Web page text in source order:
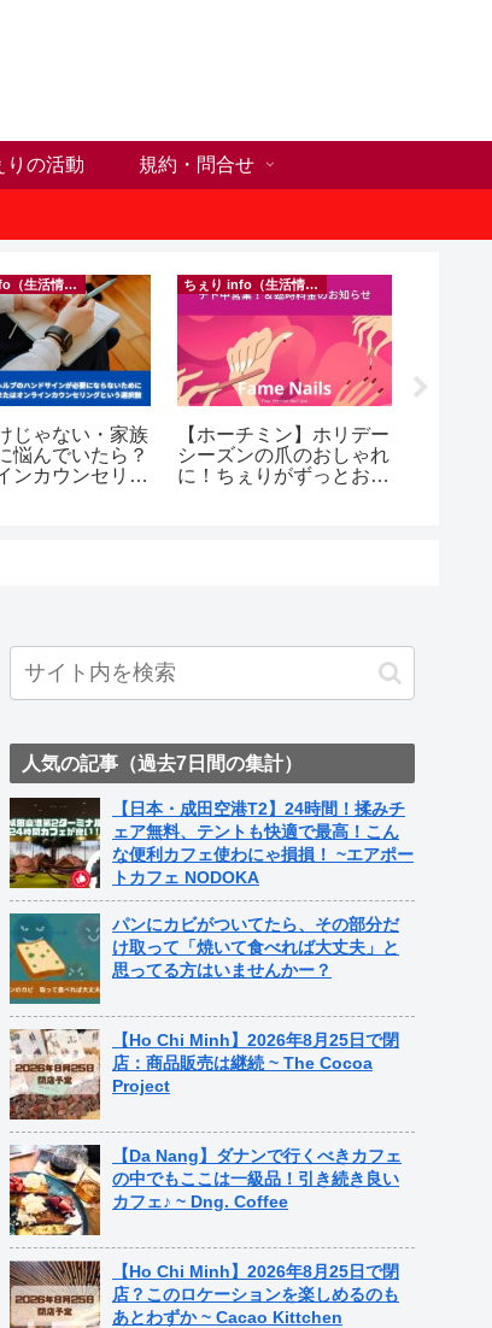
りの活動 規約・問合せ
ちぇり info（生活情報）
じゃない・家族
悩んでいたら？
ンカウンセリン
ちぇり info（生活情報）
【ホーチミン】ホリデー
シーズンの爪のおしゃれ
に！ちぇりがずっとお世
人気の記事（過去7日間の集計）
【日本・成田空港T2】24時間！揉みチ
ェア無料、テントも快適で最高！こん
な便利カフェ使わにゃ損損！ ~エアポー
トカフェ NODOKA
パンにカビがついてたら、その部分だ
け取って「焼いて食べれば大丈夫」と
思ってる方はいませんかー？
【Ho Chi Minh】2026年8月25日で閉
店：商品販売は継続 ~ The Cocoa
Project
【Da Nang】ダナンで行くべきカフェ
の中でもここは一級品！引き続き良い
カフェ♪ ~ Dng. Coffee
【Ho Chi Minh】2026年8月25日で閉
店？このロケーションを楽しめるのも
あとわずか ~ Cacao Kittchen